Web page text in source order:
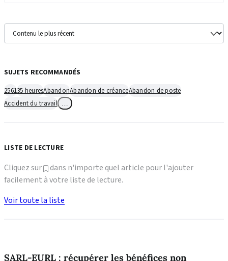
SARL-EURL : récupérer les bénéfices non
SUJETS RECOMMANDÉS
256135 heuresAbandonAbandon de créanceAbandon de poste
Accident du travail
LISTE DE LECTURE
Cliquez sur
dans n'importe quel article pour l'ajouter
facilement à votre liste de lecture.
Voir toute la liste